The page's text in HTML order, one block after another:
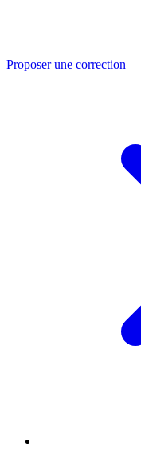
Proposer une correction